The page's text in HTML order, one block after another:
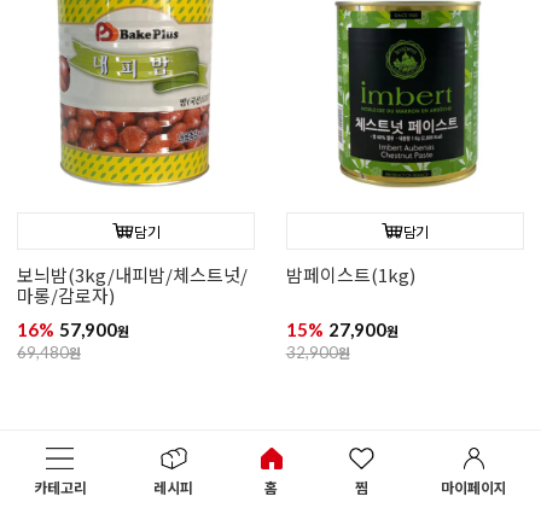
카테고리 레시피 홈 찜 마이페이지
담기
보늬밤(3kg/내피밤/체스트넛/
마롱/감로자)
16% 57,900원
69,480원
담기
밤페이스트(1kg)
15% 27,900원
32,900원